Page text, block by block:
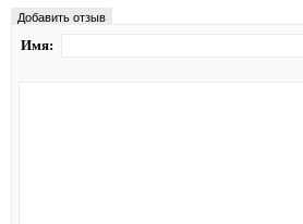
Добавить отзыв
Имя: